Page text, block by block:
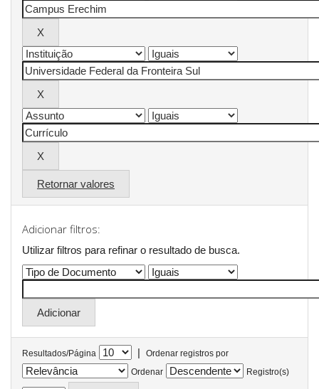
Retornar valores
Adicionar filtros:
Utilizar filtros para refinar o resultado de busca.
Resultados/Página |
Ordenar registros por
Ordenar
Registro(s)